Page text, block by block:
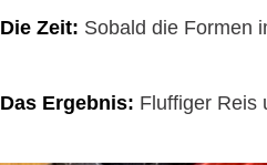
Die Zeit: Sobald die Formen
Das Ergebnis: Fluffiger Reis